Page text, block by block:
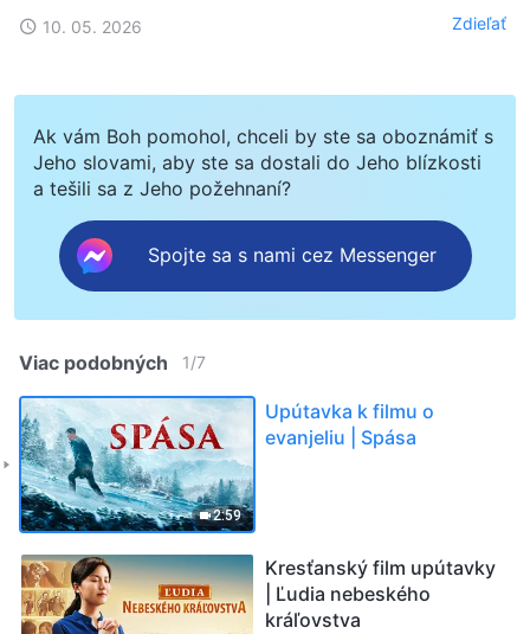
10. 05. 2026 Zdieľať
Ak vám Boh pomohol, chceli by ste sa oboznámiť s
Jeho slovami, aby ste sa dostali do Jeho blízkosti
a tešili sa z Jeho požehnaní?
Spojte sa s nami cez Messenger
Viac podobných 1/7
2:59
Upútavka k filmu o
evanjeliu | Spása
Kresťanský film upútavky
| Ľudia nebeského
kráľovstva